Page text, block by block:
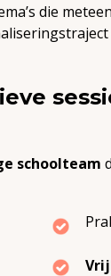
die
schoolteam